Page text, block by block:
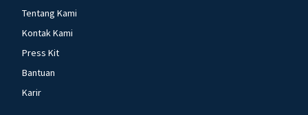
Tentang Kami
Kontak Kami
Press Kit
Bantuan
Karir